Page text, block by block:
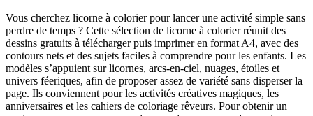
Vous cherchez licorne à colorier pour lancer une activité simple sans
perdre de temps ? Cette sélection de licorne à colorier réunit des
dessins gratuits à télécharger puis imprimer en format A4, avec des
contours nets et des sujets faciles à comprendre pour les enfants. Les
modèles s’appuient sur licornes, arcs-en-ciel, nuages, étoiles et
univers féeriques, afin de proposer assez de variété sans disperser la
page. Ils conviennent pour les activités créatives magiques, les
anniversaires et les cahiers de coloriage rêveurs. Pour obtenir un